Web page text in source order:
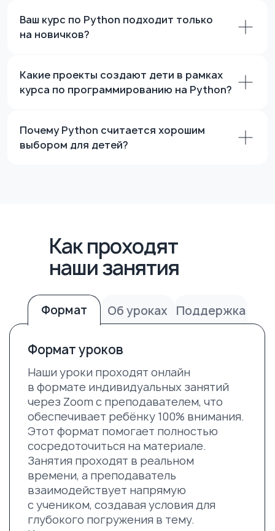
Ваш курс по Python подходит только
на новичков?
Какие проекты создают дети в рамках
курса по программированию на Python?
Почему Python считается хорошим
выбором для детей?
Как проходят
наши занятия
проходит 5 стадий отбора
и постоянно повышает
квалификацию.